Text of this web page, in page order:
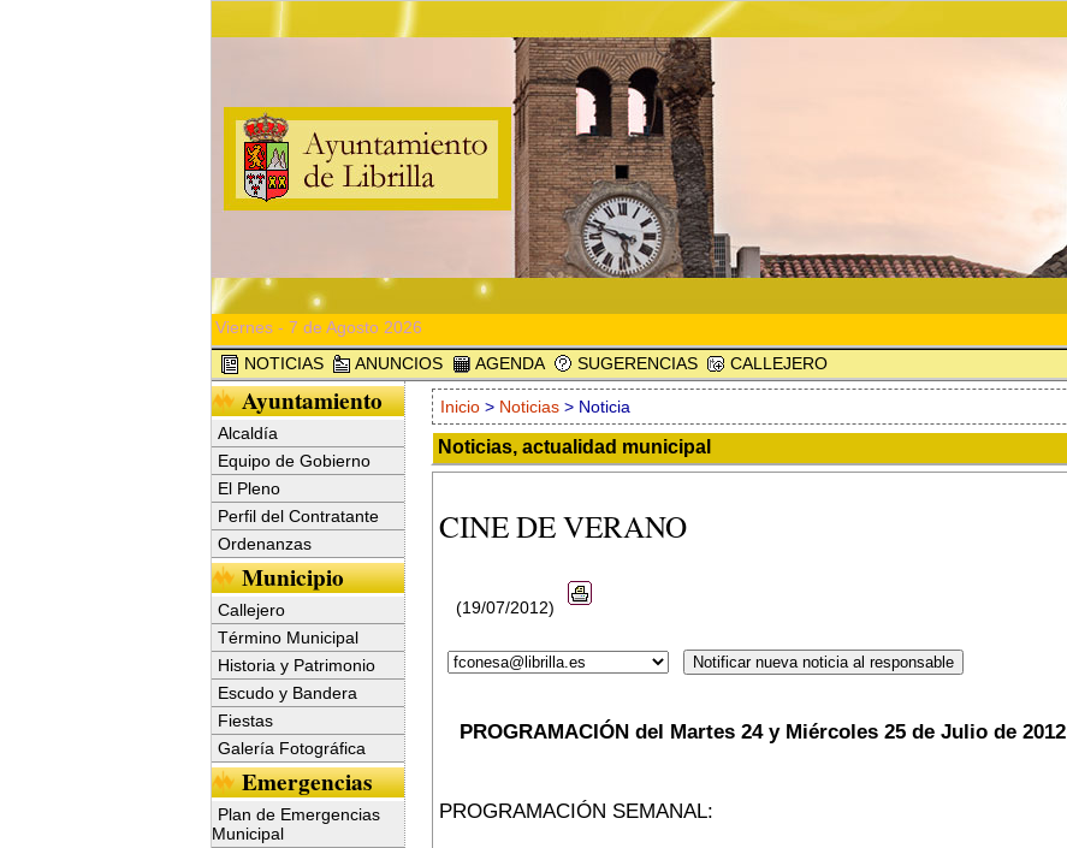
Viernes - 7 de Agosto 2026
NOTICIAS
ANUNCIOS AGENDA SUGERENCIAS CALLEJERO
Ayuntamiento
Alcaldía
Equipo de Gobierno
El Pleno
Perfil del Contratante
Ordenanzas
Municipio
Callejero
Término Municipal
Historia y Patrimonio
Escudo y Bandera
Fiestas
Galería Fotográfica
Emergencias
Plan de Emergencias
Municipal
Inicio> Noticias > Noticia
Noticias, actualidad municipal
CINE DE VERANO
(19/07/2012)
PROGRAMACIÓN del Martes 24 y Miércoles 25 de Julio de 2012
PROGRAMACIÓN SEMANAL: